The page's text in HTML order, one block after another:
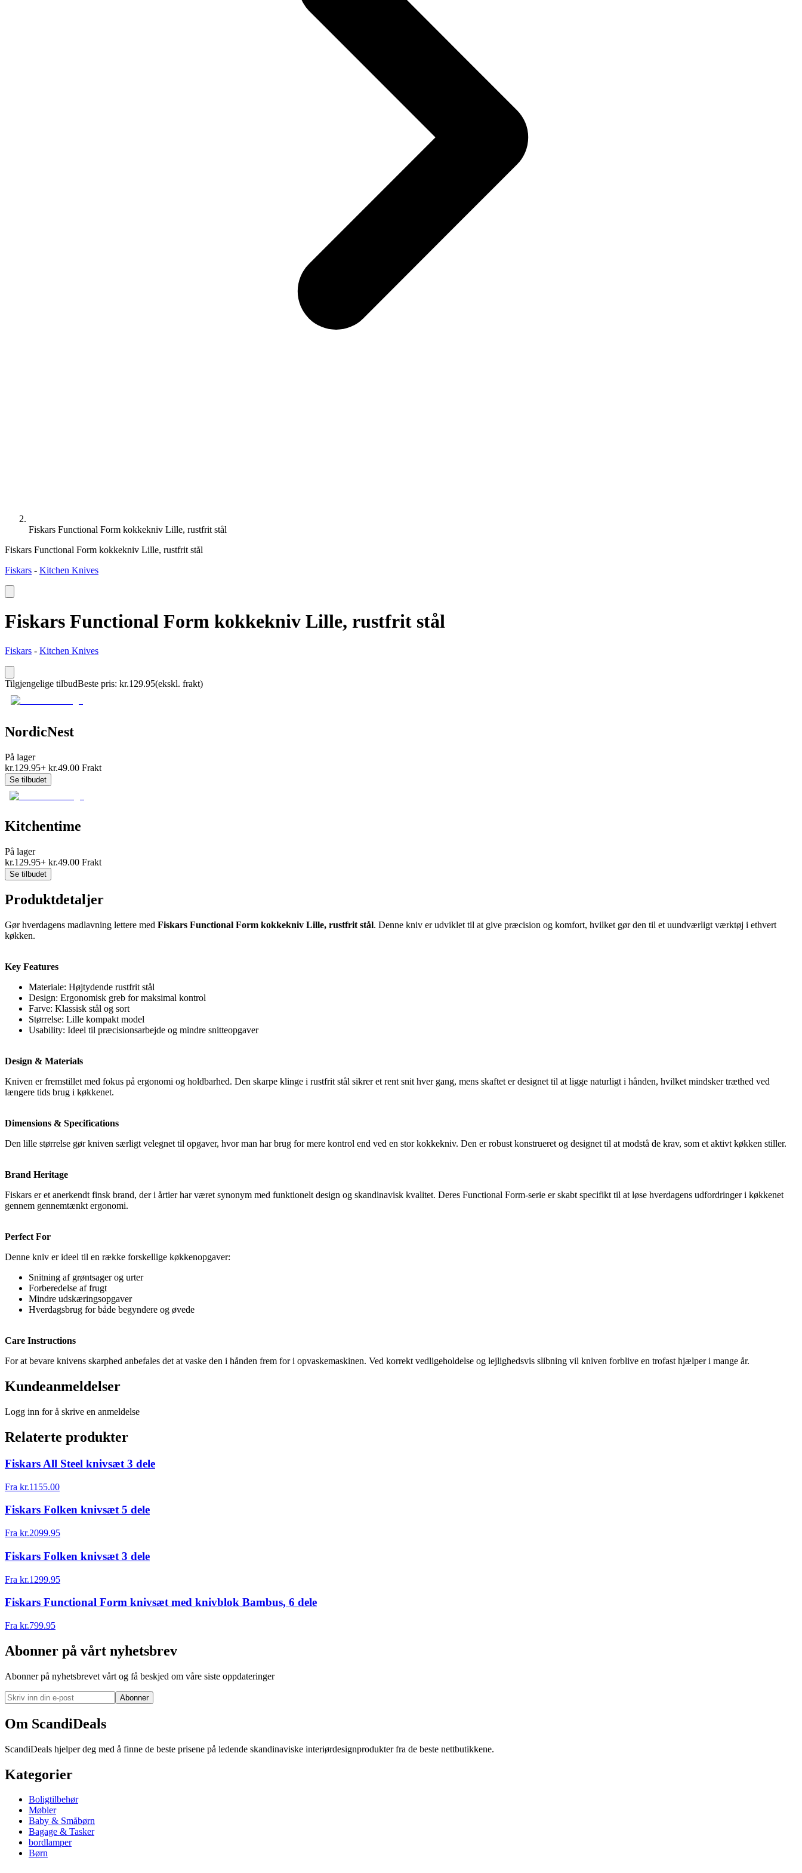
Fiskars Functional Form kokkekniv Lille, rustfrit stål
Fiskars Functional Form kokkekniv Lille, rustfrit stål
Fiskars - Kitchen Knives
Fiskars Functional Form kokkekniv Lille, rustfrit stål
Fiskars - Kitchen Knives
Tilgjengelige tilbudBeste pris: kr.129.95(ekskl. frakt)
NordicNest
På lager
kr.129.95+ kr.49.00 Frakt
Se tilbudet
Kitchentime
På lager
kr.129.95+ kr.49.00 Frakt
Se tilbudet
Produktdetaljer
Gør hverdagens madlavning lettere med Fiskars Functional Form kokkekniv Lille, rustfrit stål. Denne kniv er udviklet til at give præcision og komfort, hvilket gør den til et uundværligt værktøj i ethvert
køkken.
Key Features
Materiale: Højtydende rustfrit stål
Design: Ergonomisk greb for maksimal kontrol
Farve: Klassisk stål og sort
Størrelse: Lille kompakt model
Usability: Ideel til præcisionsarbejde og mindre snitteopgaver
Design & Materials
Kniven er fremstillet med fokus på ergonomi og holdbarhed. Den skarpe klinge i rustfrit stål sikrer et rent snit hver gang, mens skaftet er designet til at ligge naturligt i hånden, hvilket mindsker træthed ved
længere tids brug i køkkenet.
Dimensions & Specifications
Den lille størrelse gør kniven særligt velegnet til opgaver, hvor man har brug for mere kontrol end ved en stor kokkekniv. Den er robust konstrueret og designet til at modstå de krav, som et aktivt køkken stiller.
Brand Heritage
Fiskars er et anerkendt finsk brand, der i årtier har været synonym med funktionelt design og skandinavisk kvalitet. Deres Functional Form-serie er skabt specifikt til at løse hverdagens udfordringer i køkkenet
gennem gennemtænkt ergonomi.
Perfect For
Denne kniv er ideel til en række forskellige køkkenopgaver:
Snitning af grøntsager og urter
Forberedelse af frugt
Mindre udskæringsopgaver
Hverdagsbrug for både begyndere og øvede
Care Instructions
For at bevare knivens skarphed anbefales det at vaske den i hånden frem for i opvaskemaskinen. Ved korrekt vedligeholdelse og lejlighedsvis slibning vil kniven forblive en trofast hjælper i mange år.
Kundeanmeldelser
Logg inn for å skrive en anmeldelse
Relaterte produkter
Fiskars All Steel knivsæt 3 dele
Fra kr.1155.00
Fiskars Folken knivsæt 5 dele
Fra kr.2099.95
Fiskars Folken knivsæt 3 dele
Fra kr.1299.95
Fiskars Functional Form knivsæt med knivblok Bambus, 6 dele
Fra kr.799.95
Abonner på vårt nyhetsbrev
Abonner på nyhetsbrevet vårt og få beskjed om våre siste oppdateringer
Abonner
Om ScandiDeals
ScandiDeals hjelper deg med å finne de beste prisene på ledende skandinaviske interiørdesignprodukter fra de beste nettbutikkene.
Kategorier
Boligtilbehør
Møbler
Baby & Småbørn
Bagage & Tasker
bordlamper
Børn